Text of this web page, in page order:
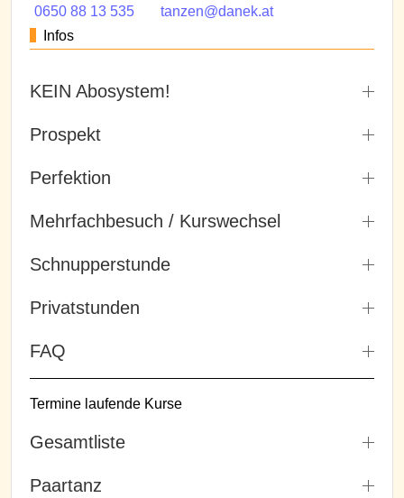
0650 88 13 535
tanzen@danek.at
Infos
KEIN Abosystem!
Prospekt
Perfektion
Mehrfachbesuch / Kurswechsel
Schnupperstunde
Privatstunden
FAQ
Termine laufende Kurse
Gesamtliste
Paartanz